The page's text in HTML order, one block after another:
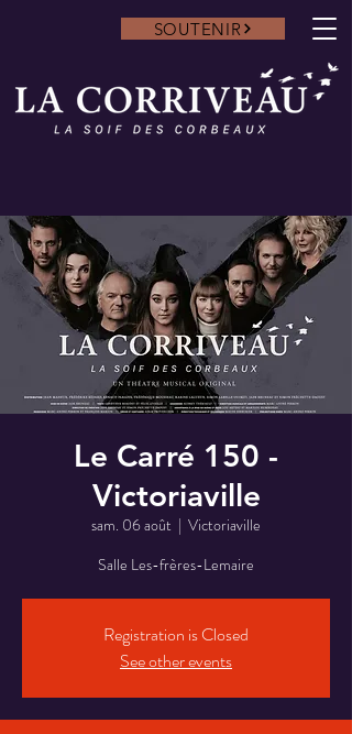
SOUTENIR
Le Carré 150 -
Victoriaville
sam. 06 août
  |
Victoriaville
Salle Les-frères-Lemaire
Registration is Closed
See other events